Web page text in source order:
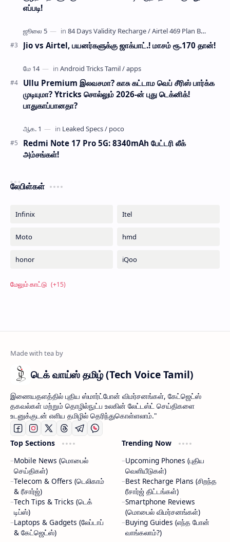
எப்படி!
Jio vs Airtel, பயனர்களுக்கு ஜாக்பாட்.! மாசம் ரூ.170 தான்!
Ullu Premium இலவசமா? காசு கட்டாம வெப் சீரிஸ் பார்க்க
முடியுமா? Ytricks சொல்லும் 2026-ன் புது டெக்னிக்!
பாதுகாப்பானதா?
Redmi Note 17 Pro 5G: 8340mAh பேட்டரி லீக்
அம்சங்கள்!
லேபிள்கள்
டெக் வாய்ஸ் தமிழ் (Tech Voice Tamil)
இணையதளத்தில் புதிய ஸ்மார்ட்போன் விமர்சனங்கள், கேட்ஜெட்ஸ்
தகவல்கள் மற்றும் தொழில்நுட்ப உலகின் லேட்டஸ்ட் செய்திகளை
உடனுக்குடன் எளிய தமிழில் தெரிந்துகொள்ளலாம்."
Top Sections
Mobile News (மொபைல்
செய்திகள்)
Telecom & Offers (டெலிகாம்
& ரீசார்ஜ்)
Tech Tips & Tricks (டெக்
டிப்ஸ்)
Laptops & Gadgets (லேப்டாப்
& கேட்ஜெட்ஸ்)
Trending Now
Upcoming Phones (புதிய
வெளியீடுகள்)
Best Recharge Plans (சிறந்த
ரீசார்ஜ் திட்டங்கள்)
Smartphone Reviews
(மொபைல் விமர்சனங்கள்)
Buying Guides (எந்த போன்
வாங்கலாம்?)